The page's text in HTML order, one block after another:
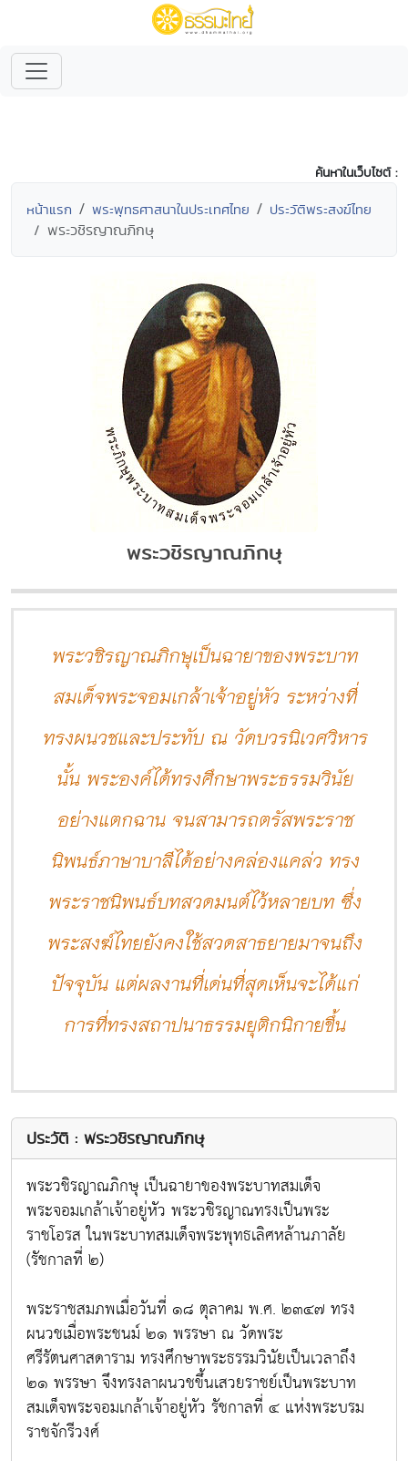
ค้นหาในเว็บไซต์ :
หน้าแรก พระพุทธศาสนาในประเทศไทย ประวัติพระสงฆ์ไทย
พระวชิรญาณภิกษุ
พระวชิรญาณภิกษุ
พระวชิรญาณภิกษุเป็นฉายาของพระบาท
สมเด็จพระจอมเกล้าเจ้าอยู่หัว ระหว่างที่
ทรงผนวชและประทับ ณ วัดบวรนิเวศวิหาร
นั้น พระองค์ได้ทรงศึกษาพระธรรมวินัย
อย่างแตกฉาน จนสามารถตรัสพระราช
นิพนธ์ภาษาบาลีได้อย่างคล่องแคล่ว ทรง
พระราชนิพนธ์บทสวดมนต์ไว้หลายบท ซึ่ง
พระสงฆ์ไทยยังคงใช้สวดสาธยายมาจนถึง
ปัจจุบัน แต่ผลงานที่เด่นที่สุดเห็นจะได้แก่
การที่ทรงสถาปนาธรรมยุติกนิกายขึ้น
ประวัติ : พระวชิรญาณภิกษุ
พระวชิรญาณภิกษุ เป็นฉายาของพระบาทสมเด็จ
พระจอมเกล้าเจ้าอยู่หัว พระวชิรญาณทรงเป็นพระ
ราชโอรส ในพระบาทสมเด็จพระพุทธเลิศหล้านภาลัย
(รัชกาลที่ ๒)
พระราชสมภพเมื่อวันที่ ๑๘ ตุลาคม พ.ศ. ๒๓๔๗ ทรง
ผนวชเมื่อพระชนม์ ๒๑ พรรษา ณ วัดพระ
ศรีรัตนศาสดาราม ทรงศึกษาพระธรรมวินัยเป็นเวลาถึง
๒๑ พรรษา จึงทรงลาผนวชขึ้นเสวยราชย์เป็นพระบาท
สมเด็จพระจอมเกล้าเจ้าอยู่หัว รัชกาลที่ ๔ แห่งพระบรม
ราชจักรีวงศ์